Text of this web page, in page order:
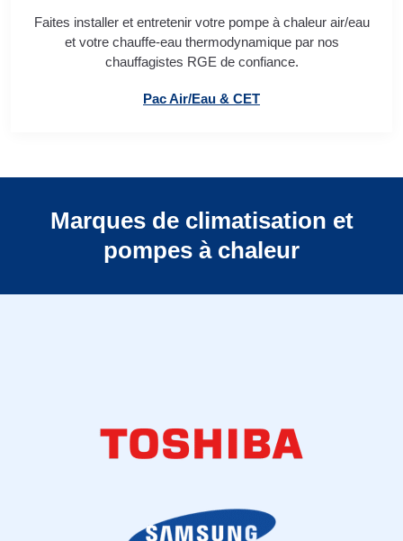
Faites installer et entretenir votre pompe à chaleur air/eau
et votre chauffe-eau thermodynamique par nos
chauffagistes RGE de confiance.
Pac Air/Eau & CET
Marques de climatisation et
pompes à chaleur